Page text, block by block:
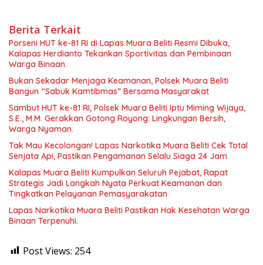
Berita Terkait
Porseni HUT ke-81 RI di Lapas Muara Beliti Resmi Dibuka,
Kalapas Herdianto Tekankan Sportivitas dan Pembinaan
Warga Binaan.
Bukan Sekadar Menjaga Keamanan, Polsek Muara Beliti
Bangun “Sabuk Kamtibmas” Bersama Masyarakat
Sambut HUT ke-81 RI, Polsek Muara Beliti Iptu Miming Wijaya,
S.E., M.M. Gerakkan Gotong Royong: Lingkungan Bersih,
Warga Nyaman.
Tak Mau Kecolongan! Lapas Narkotika Muara Beliti Cek Total
Senjata Api, Pastikan Pengamanan Selalu Siaga 24 Jam
Kalapas Muara Beliti Kumpulkan Seluruh Pejabat, Rapat
Strategis Jadi Langkah Nyata Perkuat Keamanan dan
Tingkatkan Pelayanan Pemasyarakatan
Lapas Narkotika Muara Beliti Pastikan Hak Kesehatan Warga
Binaan Terpenuhi.
Post Views: 254